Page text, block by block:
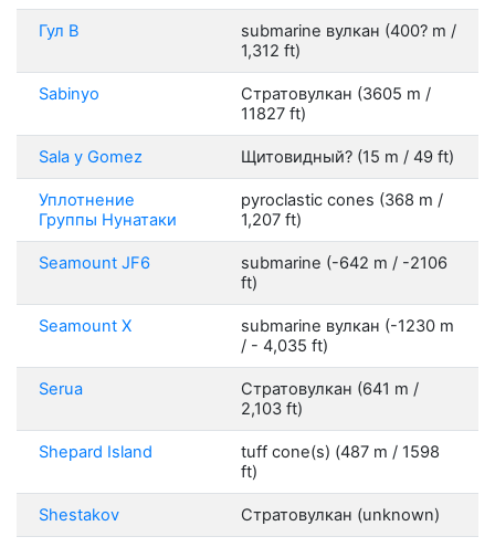
Гул В
submarine вулкан (400? m /
1,312 ft)
Sabinyo
Стратовулкан (3605 m /
11827 ft)
Sala y Gomez Щитовидный? (15 m / 49 ft)
Уплотнение
Группы Нунатаки
pyroclastic cones (368 m /
1,207 ft)
Seamount JF6
submarine (-642 m / -2106
ft)
Seamount X
submarine вулкан (-1230 m
/ - 4,035 ft)
Serua
Стратовулкан (641 m /
2,103 ft)
Shepard Island
tuff cone(s) (487 m / 1598
ft)
Shestakov Стратовулкан (unknown)